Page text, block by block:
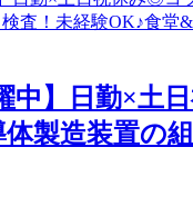
躍中】日勤×土
製造装置の